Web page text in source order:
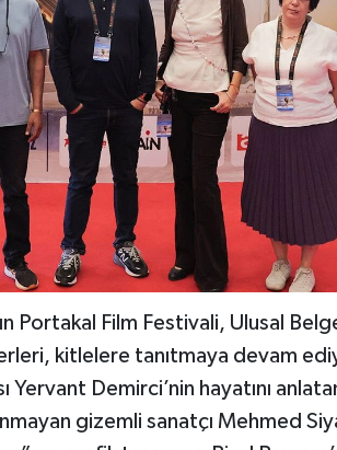
Portakal Film Festivali, Ulusal
kitlelere tanıtmaya devam
Yervant Demirci’nin hayatını
gizemli sanatçı Mehmed